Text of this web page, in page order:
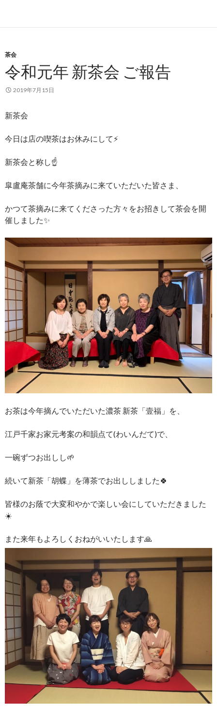
茶会
令和元年 新茶会 ご報告
2019年7月15日
新茶会
今日は店の喫茶はお休みにして⚡️
新茶会と称し☝️
皐盧庵茶舗に今年茶摘みに来ていただいた皆さま、
かつて茶摘みに来てくださった方々をお招きして茶会を開
催しました✨
お茶は今年摘んでいただいた濃茶 新茶「壹福」を、
江戸千家お家元考案の和韻点て(わいんだて)で、
一碗ずつお出しし🌱
続いて新茶「胡蝶」を薄茶でお出ししました🍀
皆様のお蔭で大変和やかで楽しい会にしていただきました
☀️
また来年もよろしくおねがいいたします🙏